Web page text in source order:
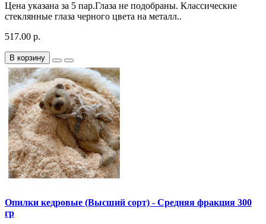
Цена указана за 5 пар.Глаза не подобраны. Классические
стеклянные глаза черного цвета на металл..
517.00 р.
В корзину
Опилки кедровые (Высший сорт) - Средняя фракция 300
гр